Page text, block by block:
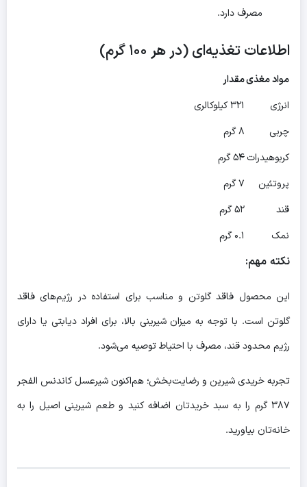
مصرف دارد.
اطلاعات تغذیه‌ای (در هر ۱۰۰ گرم)
مواد مغذیمقدار
انرژی
۳۲۱ کیلوکالری
چربی
۸ گرم
کربوهیدرات۵۴ گرم
پروتئین
۷ گرم
قند
۵۲ گرم
نمک
۰.۱ گرم
نکته مهم:
این محصول فاقد گلوتن و مناسب برای استفاده در رژیم‌های فاقد
گلوتن است. با توجه به میزان شیرینی بالا، برای افراد دیابتی یا دارای
رژیم محدود قند، مصرف با احتیاط توصیه می‌شود.
تجربه خریدی شیرین و رضایت‌بخش؛ هم‌اکنون شیرعسل کاندنس الفجر
۳۸۷ گرم را به سبد خریدتان اضافه کنید و طعم شیرینی اصیل را به
خانه‌تان بیاورید.